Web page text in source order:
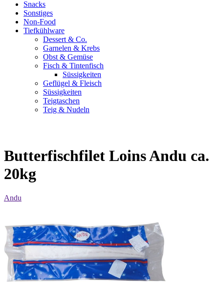
Snacks
Sonstiges
Non-Food
Tiefkühlware
Dessert & Co.
Garnelen & Krebs
Obst & Gemüse
Fisch & Tintenfisch
Süssigkeiten
Geflügel & Fleisch
Süssigkeiten
Teigtaschen
Teig & Nudeln
Butterfischfilet Loins Andu ca.
20kg
Andu